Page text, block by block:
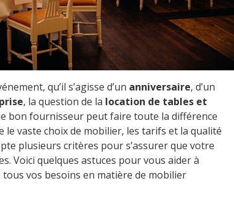
qu’il s’agisse d’un anniversaire, d’un
, la question de la location de tables et
bon fournisseur peut faire toute la différence
vaste choix de mobilier, les tarifs et la qualité
plusieurs critères pour s’assurer que votre
Voici quelques astuces pour vous aider à
vos besoins en matière de mobilier